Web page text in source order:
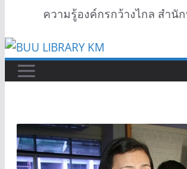
ความรู้องค์กรกว้างไกล สำนั